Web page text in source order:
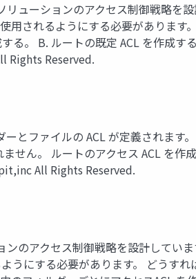
ューションのアクセス制御戦略を
用されるようにする必要がありま
る。 B. ルートの既定 ACL を作成す
Rights Reserved.
とファイルの ACL が定義されます
せん。 ルートのアクセス ACL を作
All Rights Reserved.
のアクセス制御戦略を設計してい
にする必要があります。 どうす